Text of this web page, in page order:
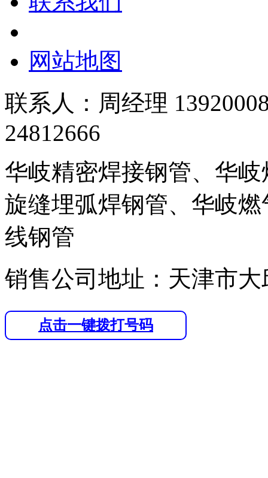
网站地图
联系人：周经理
24812666
华岐精密焊接钢管、华
旋缝埋弧焊钢管、华岐
线钢管
销售公司地址：天津市
点击一键拨打号码